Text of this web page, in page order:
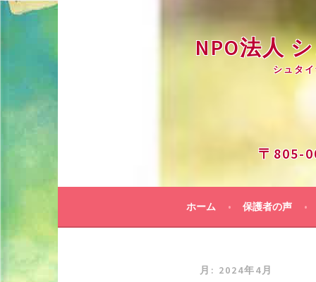
コ
ン
NPO法人
シュタ
〒805-
ホーム 保護者の声
月: 2024年4月